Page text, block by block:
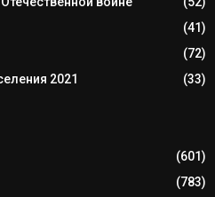
(41)
(72)
2021
(33)
(601)
(783)